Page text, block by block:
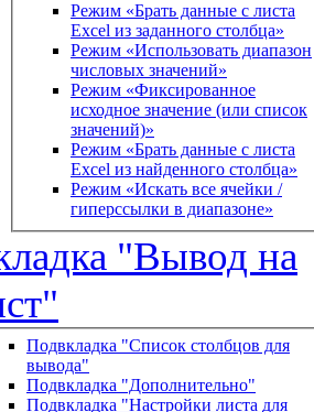
Режим «Брать данные с листа
Excel из заданного столбца»
Режим «Использовать диапазон
числовых значений»
Режим «Фиксированное
исходное значение (или список
значений)»
Режим «Брать данные с листа
Excel из найденного столбца»
Режим «Искать все ячейки /
гиперссылки в диапазоне»
"Вывод на
Подвкладка "Список столбцов для
вывода"
Подвкладка "Дополнительно"
Подвкладка "Настройки листа для